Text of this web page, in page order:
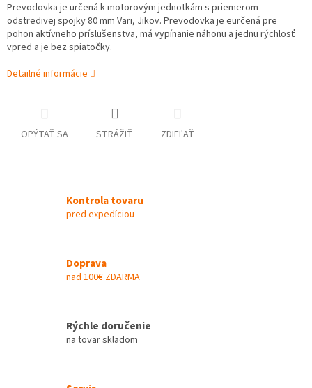
Prevodovka je určená k motorovým jednotkám s priemerom
odstredivej spojky 80 mm Vari, Jikov. Prevodovka je eurčená pre
pohon aktívneho príslušenstva, má vypínanie náhonu a jednu rýchlosť
vpred a je bez spiatočky.
Detailné informácie
OPÝTAŤ SA STRÁŽIŤ ZDIEĽAŤ
Kontrola tovaru
pred expedíciou
Doprava
nad 100€ ZDARMA
Rýchle doručenie
na tovar skladom